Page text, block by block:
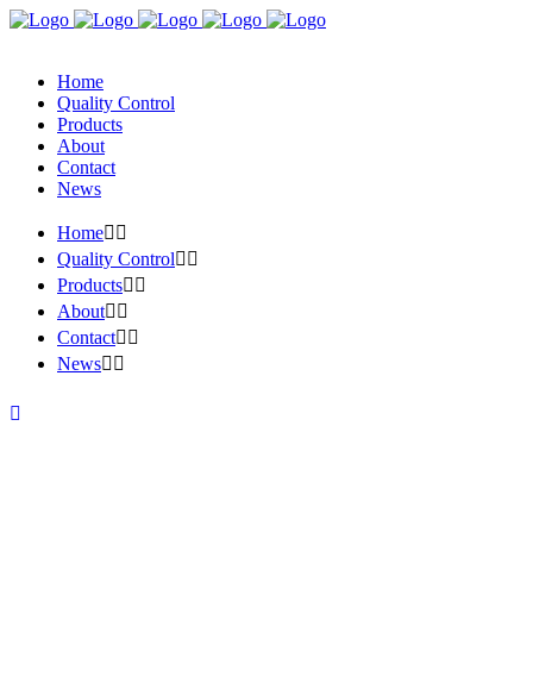
Home
Quality Control
Products
About
Contact
News
Home
Quality Control
Products
About
Contact
News